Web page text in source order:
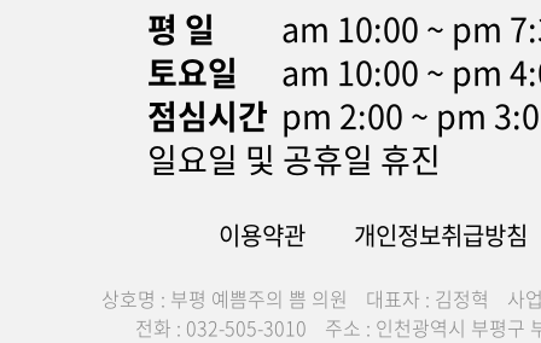
평 일
am 10:00 ~ pm
토요일
am 10:00 ~ pm
점심시간 pm 2:00 ~ pm
일요일 및 공휴일 휴진
이용약관 개인정보취급방침
상호명 : 부평 예쁨주의 쁨 의원 대표자 : 김정혁
사
전화 : 032-505-3010
주소 : 인천광역시 부평구